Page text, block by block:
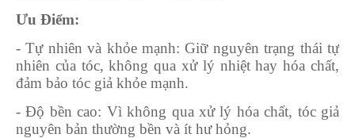
Ưu Điểm:
- Tự nhiên và khỏe mạnh: Giữ nguyên trạng thái tự
nhiên của tóc, không qua xử lý nhiệt hay hóa chất,
đảm bảo tóc giả khỏe mạnh.
- Độ bền cao: Vì không qua xử lý hóa chất, tóc giả
nguyên bản thường bền và ít hư hỏng.